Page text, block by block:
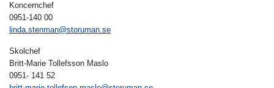
Koncernchef
0951-140 00
linda.stenman@storuman.se
Skolchef
Britt-Marie Tollefsson Maslo
0951- 141 52